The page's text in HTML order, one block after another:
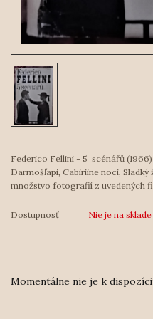
Federico Fellini - 5 scénářů
Darmošľapi, Cabiriine noci, Sladký
množstvo fotografií z uvedených
Dostupnosť Nie je na sklade
Momentálne nie je k